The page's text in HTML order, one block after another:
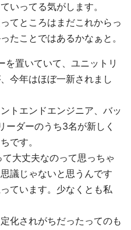
いってる気がします。
てところはまだこれからっ
たことではあるかなぁと。
を置いていて、ユニットリ
今年はほぼ一新されまし
トエンドエンジニア、バッ
ーダーのうち3名が新しく
です。
大丈夫なのって思っちゃ
議じゃないと思うんです
ています。少なくとも私
化されがちだったってのも